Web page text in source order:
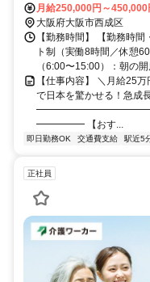
月給250,000円～450,000
大阪府大阪市西成区
【勤務時間】 【勤務時
ト制（実働8時間／休憩
（6:00〜15:00）：朝の
【仕事内容】 ＼月給25
で日本を驚かせる！急成
━━━━━ 【おす...
即日勤務OK 交通費支給 駅近5
正社員